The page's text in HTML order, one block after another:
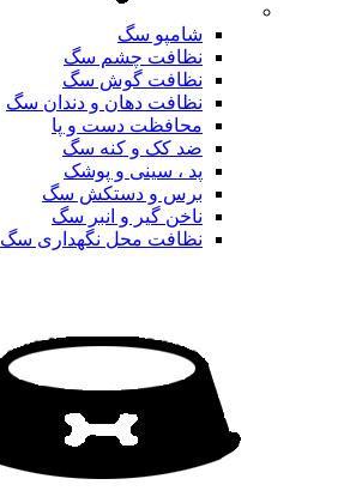
شامپو سگ
نظافت چشم سگ
نظافت گوش سگ
نظافت دهان و دندان سگ
محافظت دست و پا
ضد کک و کنه سگ
پد ، سینی و پوشک
برس و دستکش سگ
ناخن گیر و انبر سگ
نظافت محل نگهداری سگ